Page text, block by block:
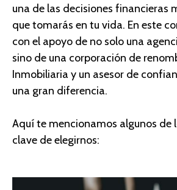
una de las decisiones financieras
que tomarás en tu vida. En este
con el apoyo de no solo una
sino de una corporación de
Inmobiliaria y un asesor de
una gran diferencia.
Aquí te mencionamos algunos de
clave de elegirnos: